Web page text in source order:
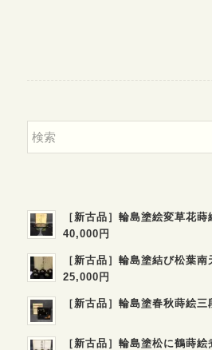
［新古品］輪島塗絵変草花
40,000円
［新古品］輪島塗結び松葉
25,000円
［新古品］輪島塗春秋蒔絵
［新古品］輪島塗松に鶴蒔